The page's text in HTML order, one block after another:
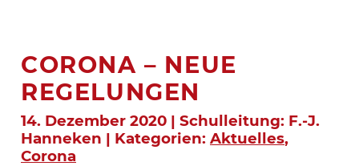
CORONA – NEUE
REGELUNGEN
14. Dezember 2020 | Schulleitung: F.-J.
Hanneken | Kategorien: Aktuelles,
Corona